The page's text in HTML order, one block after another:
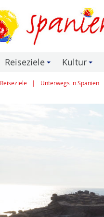
Reiseziele Kultur
Reiseziele Unterwegs in Spanien